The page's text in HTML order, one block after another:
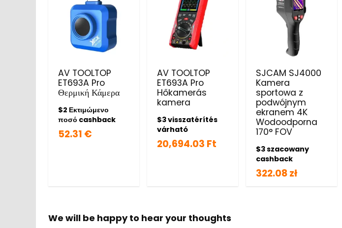
AV TOOLTOP
ET693A Pro
Θερμική Κάμερα
$2 Εκτιμώμενο
ποσό cashback
52.31 €
AV TOOLTOP
ET693A Pro
Hőkamerás
kamera
$3 visszatérítés
várható
20,694.03 Ft
SJCAM SJ4000
Kamera
sportowa z
podwójnym
ekranem 4K
Wodoodporna
170° FOV
$3 szacowany
cashback
322.08 zł
We will be happy to hear your thoughts